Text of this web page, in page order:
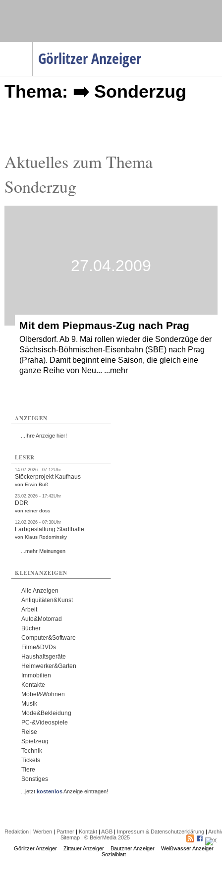
Görlitzer Anzeiger
Menüpunkte
Startseite
Verkehr
Gesundheit
Thema: ➡️ Sonderzug
Aktuelles zum Thema
Sonderzug
27.04.2009
Mit dem Piepmaus-Zug nach Prag
Olbersdorf. Ab 9. Mai rollen wieder die Sonderzüge der
Sächsisch-Böhmischen-Eisenbahn (SBE) nach Prag
(Praha). Damit beginnt eine Saison, die gleich eine
ganze Reihe von Neu... ...mehr
ANZEIGEN
...Ihre Anzeige hier!
LESER
14.07.2026 - 07:12Uhr
Stöckerprojekt Kaufhaus
von Erwin Buß
23.02.2026 - 17:42Uhr
DDR
von reiner doss
12.02.2026 - 07:30Uhr
Farbgestaltung Stadthalle
von Klaus Rodominsky
...mehr Meinungen
KLEINANZEIGEN
Alle Anzeigen
Antiquitäten&Kunst
Arbeit
Auto&Motorrad
Bücher
Computer&Software
Filme&DVDs
Haushaltsgeräte
Heimwerker&Garten
Immobilien
Kontakte
Möbel&Wohnen
Musik
Mode&Bekleidung
PC-&Videospiele
Reise
Spielzeug
Technik
Tickets
Tiere
Sonstiges
...jetztkostenlosAnzeige eintragen!
Redaktion| Werben| Partner| Kontakt| AGB| Impressum & Datenschutzerklärung|
Sitemap |© BeierMedia 2025
Görlitzer Anzeiger
Zittauer Anzeiger Bautzner Anzeiger
Weißwasser Anzeiger
Sozialblatt